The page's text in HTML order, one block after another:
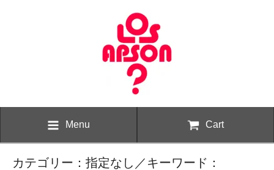
Menu Cart
カテゴリー：指定なし／キーワード：